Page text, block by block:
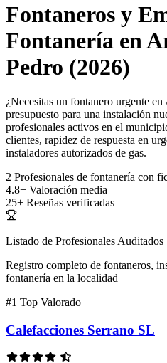
Fontaneros y
Fontanería en
Pedro (2026)
¿Necesitas un fontanero urgente
presupuesto para una instalación
profesionales activos en el
clientes, rapidez de respuesta en
instaladores autorizados de gas.
2 Profesionales de fontanería con
4.8+ Valoración media
25+ Reseñas verificadas
Listado de Profesionales Auditados
Registro completo de fontaneros,
fontanería en la localidad
#1 Top Valorado
Calefacciones Serrano SL